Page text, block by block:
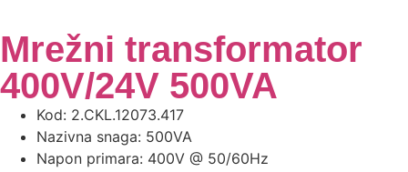
Mrežni transformator
400V/24V 500VA
Kod: 2.CKL.12073.417
Nazivna snaga: 500VA
Napon primara: 400V @ 50/60Hz